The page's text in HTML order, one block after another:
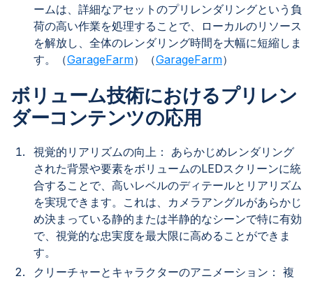
ームは、詳細なアセットのプリレンダリングという負
荷の高い作業を処理することで、ローカルのリソース
を解放し、全体のレンダリング時間を大幅に短縮しま
す。（GarageFarm）（GarageFarm）
ボリューム技術におけるプリレン
ダーコンテンツの応用
視覚的リアリズムの向上： あらかじめレンダリング
された背景や要素をボリュームのLEDスクリーンに統
合することで、高いレベルのディテールとリアリズム
を実現できます。これは、カメラアングルがあらかじ
め決まっている静的または半静的なシーンで特に有効
で、視覚的な忠実度を最大限に高めることができま
す。
クリーチャーとキャラクターのアニメーション： 複